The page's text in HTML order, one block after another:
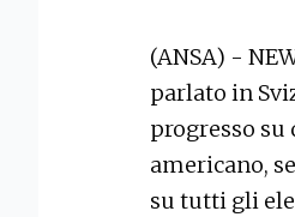
(ANSA) -
parlato in
progresso
americano,
su tutti gli